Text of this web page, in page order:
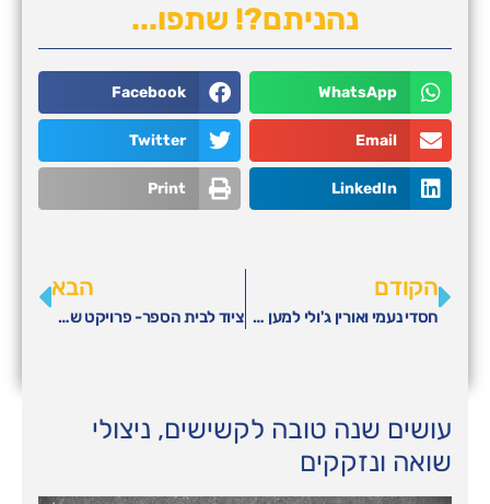
נהניתם?! שתפו...
WhatsApp
Facebook
Email
Twitter
LinkedIn
Print
הקודם
חסדי נעמי ואורין ג'ולי למען החיילים הבודדים
הבא
ציוד לבית הספר- פרויקט של חסדי נעמי עם הכל כלול
עושים שנה טובה לקשישים, ניצולי
שואה ונזקקים